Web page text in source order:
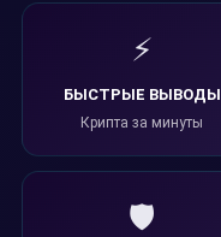
⚡
БЫСТРЫЕ ВЫВОДЫ
Крипта за минуты
🛡️